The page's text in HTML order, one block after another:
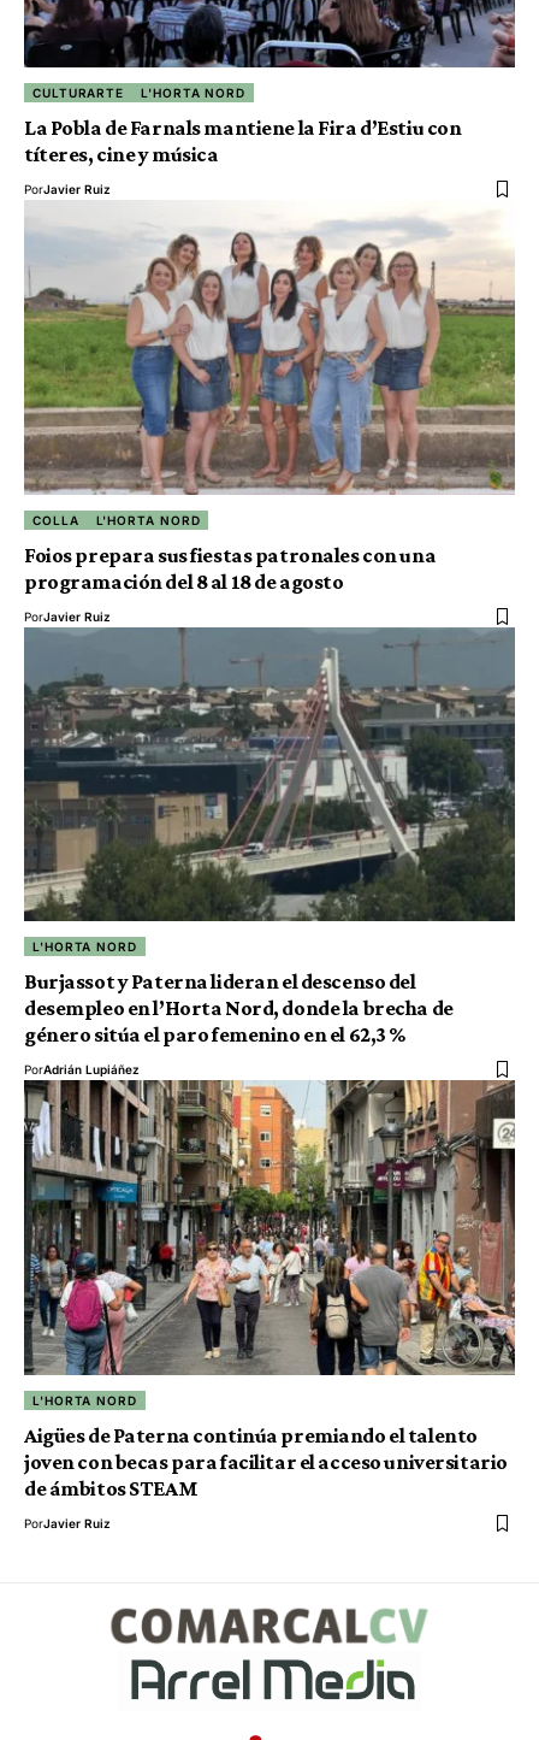
CULTURARTE L'HORTA NORD
La Pobla de Farnals mantiene la Fira d’Estiu con
títeres, cine y música
PorJavier Ruiz
COLLA L'HORTA NORD
Foios prepara sus fiestas patronales con una
programación del 8 al 18 de agosto
PorJavier Ruiz
L'HORTA NORD
Burjassot y Paterna lideran el descenso del
desempleo en l’Horta Nord, donde la brecha de
género sitúa el paro femenino en el 62,3 %
PorAdrián Lupiáñez
L'HORTA NORD
Aigües de Paterna continúa premiando el talento
joven con becas para facilitar el acceso universitario
de ámbitos STEAM
PorJavier Ruiz